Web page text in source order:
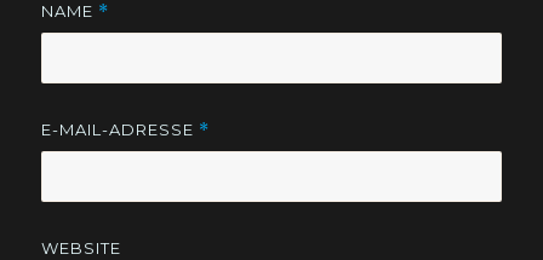
NAME *
E-MAIL-ADRESSE *
WEBSITE